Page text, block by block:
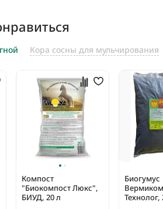
Кора сосны для мульчирования
Компост
"Биокомпост Люкс",
БИУД, 20 л
Биогумус
Технолог,